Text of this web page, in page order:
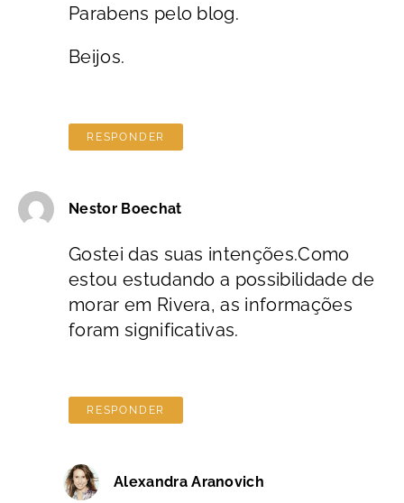
Parabens pelo blog.
Beijos.
RESPONDER
Nestor Boechat
Gostei das suas intenções.Como
estou estudando a possibilidade de
morar em Rivera, as informações
foram significativas.
RESPONDER
Alexandra Aranovich